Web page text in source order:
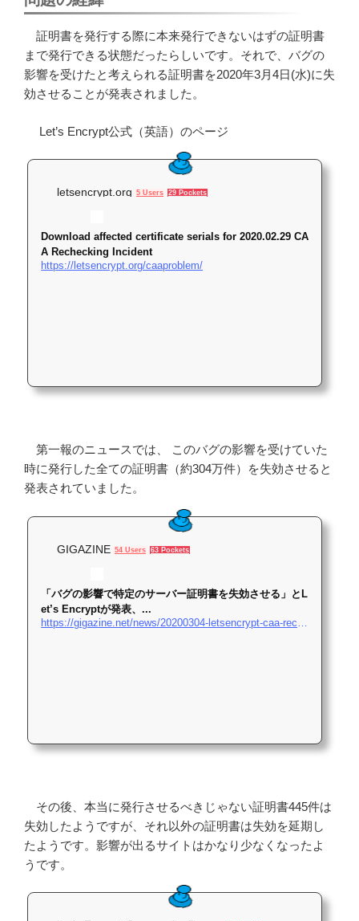
証明書を発行する際に本来発行できないはずの証明書
まで発行できる状態だったらしいです。それで、バグの
影響を受けたと考えられる証明書を2020年3月4日(水)に失
効させることが発表されました。
Let’s Encrypt公式（英語）のページ
letsencrypt.org 5 Users 29 Pockets
Download affected certificate serials for 2020.02.29 CA
A Rechecking Incident
https://letsencrypt.org/caaproblem/
第一報のニュースでは、 このバグの影響を受けていた
時に発行した全ての証明書（約304万件）を失効させると
発表されていました。
GIGAZINE 54 Users 63 Pockets
「バグの影響で特定のサーバー証明書を失効させる」とL
et’s Encryptが発表、...
その後、本当に発行させるべきじゃない証明書445件は
失効したようですが、それ以外の証明書は失効を延期し
たようです。影響が出るサイトはかなり少なくなったよ
うです。